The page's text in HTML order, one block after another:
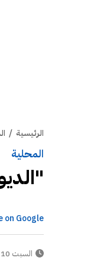
الرئيسية /
المحلية
on Google
السبت 10 يوليو 2021